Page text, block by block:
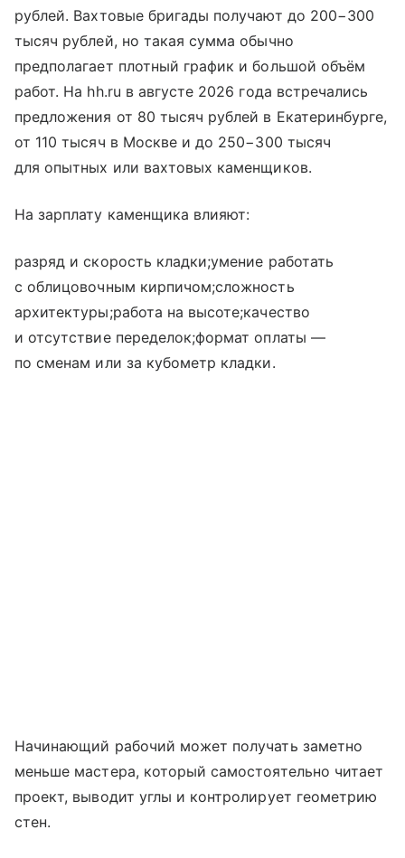
рублей. Вахтовые бригады получают до 200−300
тысяч рублей, но такая сумма обычно
предполагает плотный график и большой объём
работ. На hh.ru в августе 2026 года встречались
предложения от 80 тысяч рублей в Екатеринбурге,
от 110 тысяч в Москве и до 250−300 тысяч
для опытных или вахтовых каменщиков.
На зарплату каменщика влияют:
разряд и скорость кладки;умение работать
с облицовочным кирпичом;сложность
архитектуры;работа на высоте;качество
и отсутствие переделок;формат оплаты —
по сменам или за кубометр кладки.
Начинающий рабочий может получать заметно
меньше мастера, который самостоятельно читает
проект, выводит углы и контролирует геометрию
стен.